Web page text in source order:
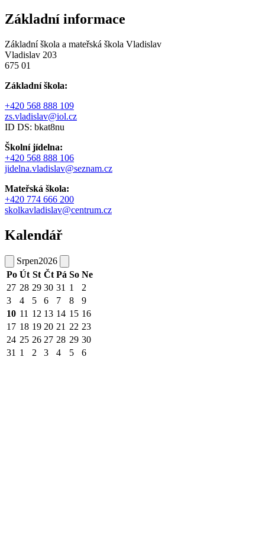
Základní informace
Základní škola a mateřská škola Vladislav
Vladislav 203
675 01
Základní škola:
+420 568 888 109
zs.vladislav@iol.cz
ID DS: bkat8nu
Školní jídelna:
+420 568 888 106
jidelna.vladislav@seznam.cz
Mateřská škola:
+420 774 666 200
skolkavladislav@centrum.cz
Kalendář
Srpen2026
Po Út St Čt Pá So Ne
27 28 29 30 31 1
2
3
4 5 6 7 8
9
10 11 12 13 14 15 16
17 18 19 20 21 22 23
24 25 26 27 28 29 30
31 1 2 3 4 5 6